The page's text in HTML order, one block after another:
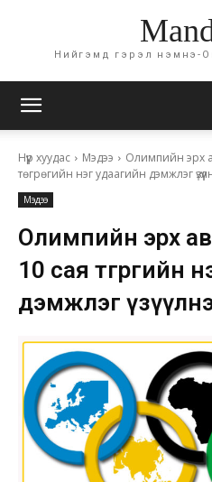
Нийгэмд гэрэл нэмнэ-
Нүүр хуудас Мэдээ
Олимпийн эрх
төгрөгийн нэг удаагийн дэмжлэг
Мэдээ
Олимпийн эрх
10 сая төгрөгийн
дэмжлэг